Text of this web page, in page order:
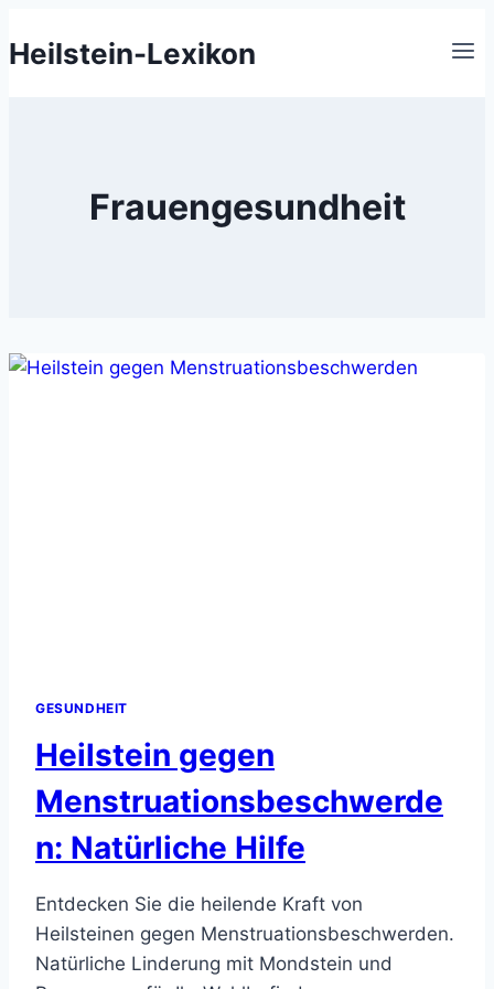
Inhalt
Heilstein-Lexikon
Frauengesundheit
GESUNDHEIT
Heilstein gegen
Menstruationsbeschwerde
n: Natürliche Hilfe
Entdecken Sie die heilende Kraft von
Heilsteinen gegen Menstruationsbeschwerden.
Natürliche Linderung mit Mondstein und